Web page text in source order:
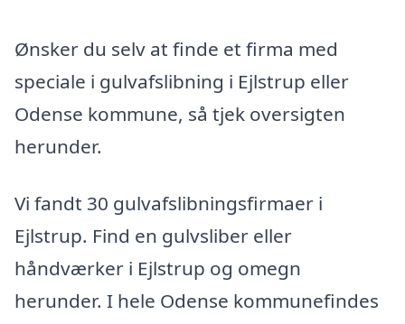
Ønsker du selv at finde et firma med
speciale i gulvafslibning i Ejlstrup eller
Odense kommune, så tjek oversigten
herunder.
Vi fandt 30 gulvafslibningsfirmaer i
Ejlstrup. Find en gulvsliber eller
håndværker i Ejlstrup og omegn
herunder. I hele Odense kommunefindes